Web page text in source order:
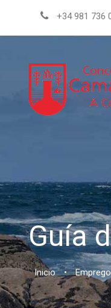
+34 981 736
Guía
Inicio •